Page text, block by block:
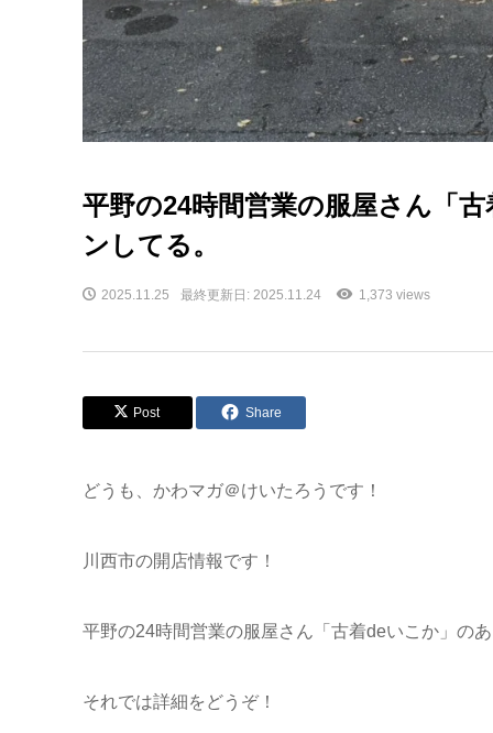
平野の24時間営業の服屋さん「
ンしてる。
2025.11.25 最終更新日: 2025.11.24 1,373 views
Post Share
どうも、かわマガ＠けいたろうです！
川西市の開店情報です！
平野の24時間営業の服屋さん「古着deいこか」の
それでは詳細をどうぞ！